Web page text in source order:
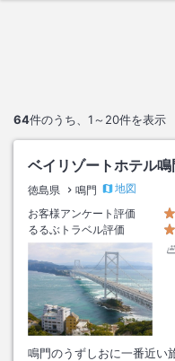
64件のうち、 1～20件を表示
ベイリゾートホテル鳴
徳島県 鳴門
地図
お客様アンケート評価
るるぶトラベル評価
鳴門のうずしおに一番近い